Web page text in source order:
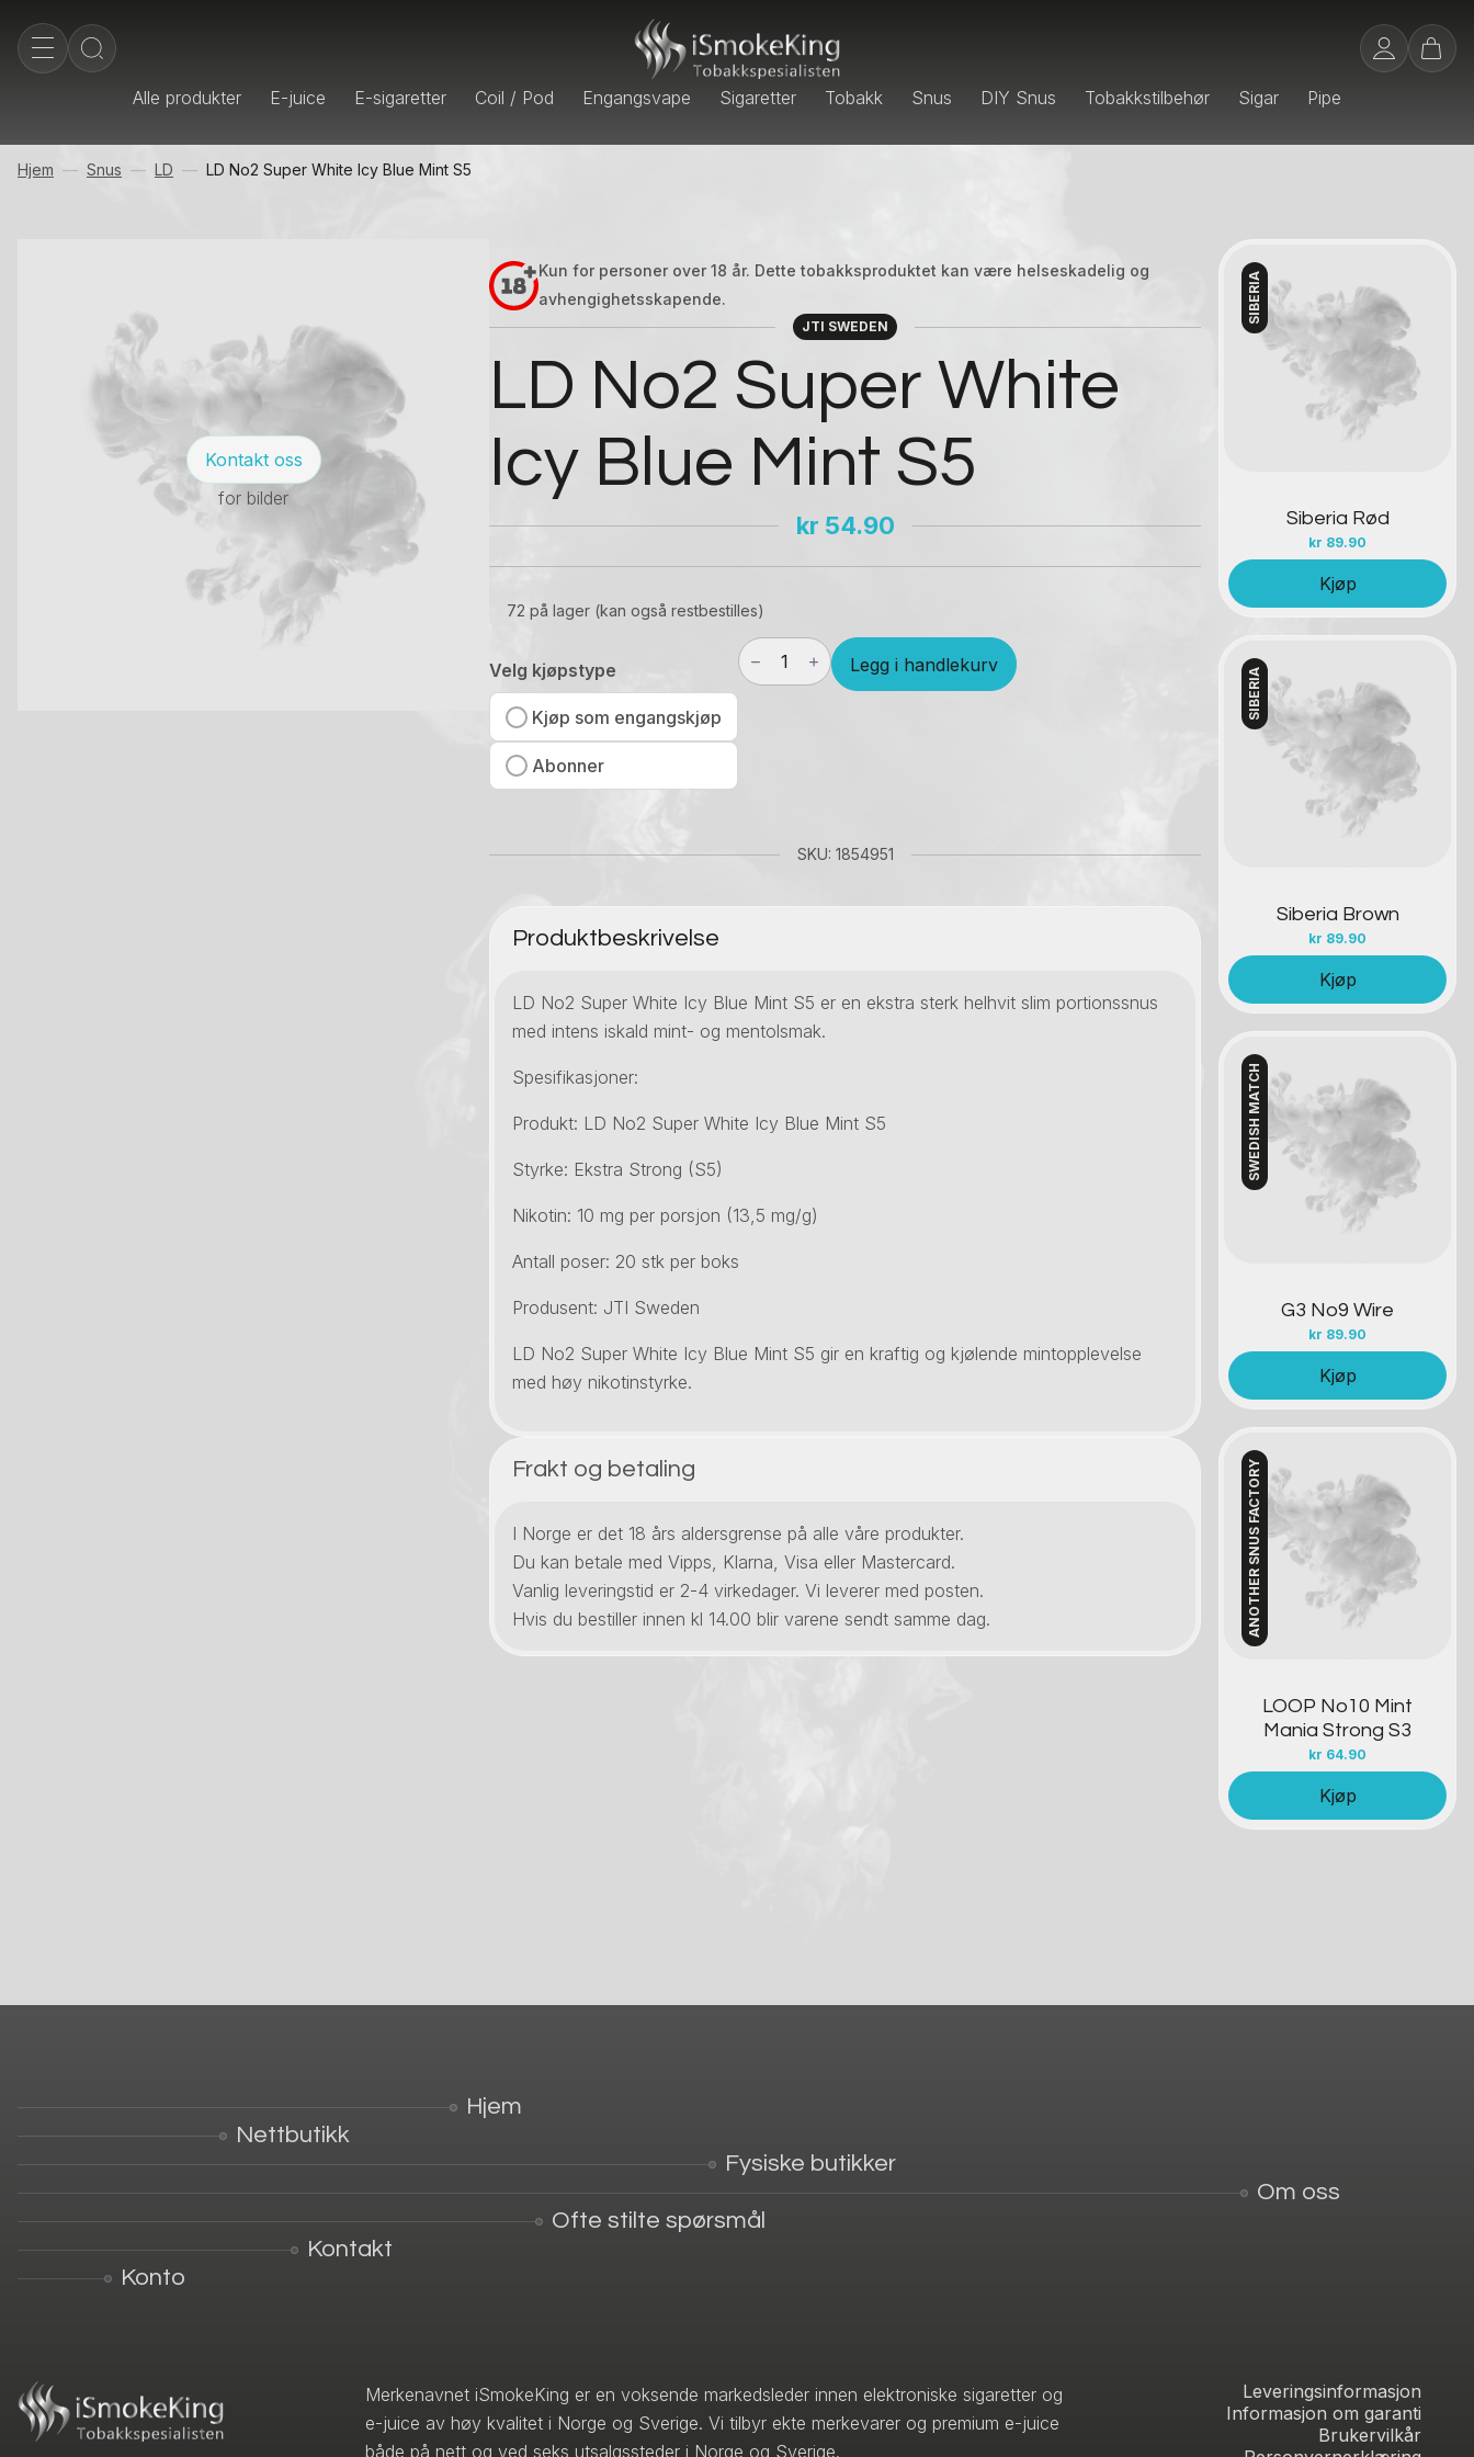
Alle produkter E-juice E-sigaretter Coil / Pod Engangsvape Sigaretter Tobakk Snus DIY Snus Tobakkstilbehør Sigar Pipe
Hjem Snus LD LD No2 Super White Icy Blue Mint S5
Kontakt oss
for bilder
Kun for personer over 18 år. Dette tobakksproduktet kan være helseskadelig og
avhengighetsskapende.
JTI SWEDEN
LD No2 Super White
Icy Blue Mint S5
kr 54.90
72 på lager (kan også restbestilles)
Velg kjøpstype
Kjøp som engangskjøp
Abonner
LD
No2
Super
Legg i handlekurv
SKU: 1854951
Produktbeskrivelse
LD No2 Super White Icy Blue Mint S5 er en ekstra sterk helhvit slim portionssnus
med intens iskald mint- og mentolsmak.
Spesifikasjoner:
Produkt: LD No2 Super White Icy Blue Mint S5
Styrke: Ekstra Strong (S5)
Nikotin: 10 mg per porsjon (13,5 mg/g)
Antall poser: 20 stk per boks
Produsent: JTI Sweden
LD No2 Super White Icy Blue Mint S5 gir en kraftig og kjølende mintopplevelse
med høy nikotinstyrke.
Frakt og betaling
I Norge er det 18 års aldersgrense på alle våre produkter.
Du kan betale med Vipps, Klarna, Visa eller Mastercard.
Vanlig leveringstid er 2-4 virkedager. Vi leverer med posten.
Hvis du bestiller innen kl 14.00 blir varene sendt samme dag.
SIBERIA
Siberia Rød
kr 89.90
Kontakt oss
Kjøp
SIBERIA
Siberia Brown
kr 89.90
Kontakt oss
Kjøp
SWEDISH MATCH
G3 No9 Wire
kr 89.90
Kontakt oss
Kjøp
ANOTHER SNUS FACTORY
LOOP No10 Mint
Mania Strong S3
kr 64.90
Kontakt oss
Kjøp
Hjem
Nettbutikk
Fysiske butikker
Om oss
Ofte stilte spørsmål
Kontakt
Konto
Merkenavnet iSmokeKing er en voksende markedsleder innen elektroniske sigaretter og
e-juice av høy kvalitet i Norge og Sverige. Vi tilbyr ekte merkevarer og premium e-juice
både på nett og ved seks utsalgssteder i Norge og Sverige.
Leveringsinformasjon
Informasjon om garanti
Brukervilkår